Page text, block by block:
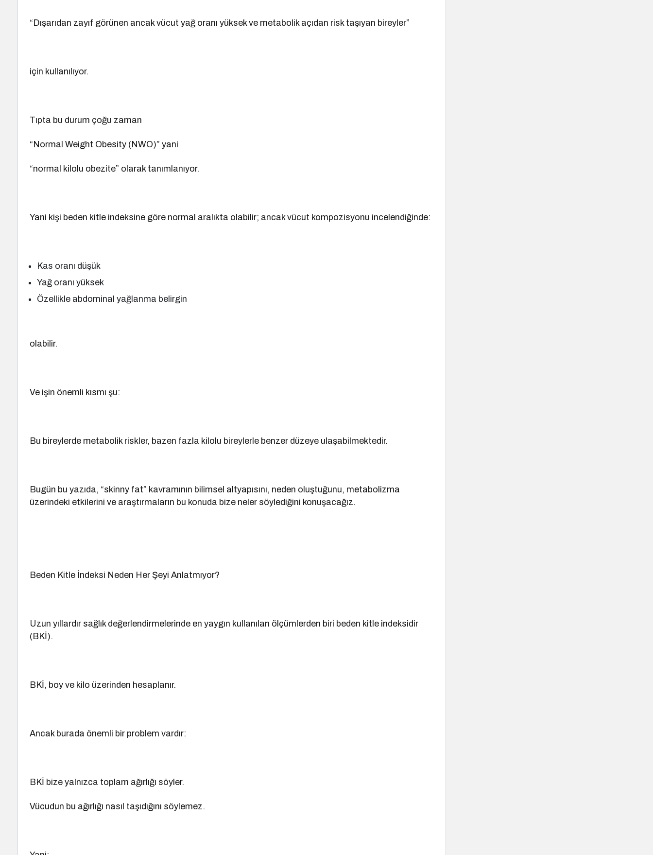
“Dışarıdan zayıf görünen ancak vücut yağ oranı yüksek ve metabolik açıdan risk taşıyan bireyler”
için kullanılıyor.
Tıpta bu durum çoğu zaman
“Normal Weight Obesity (NWO)” yani
“normal kilolu obezite” olarak tanımlanıyor.
Yani kişi beden kitle indeksine göre normal aralıkta olabilir; ancak vücut kompozisyonu incelendiğinde:
Kas oranı düşük
Yağ oranı yüksek
Özellikle abdominal yağlanma belirgin
olabilir.
Ve işin önemli kısmı şu:
Bu bireylerde metabolik riskler, bazen fazla kilolu bireylerle benzer düzeye ulaşabilmektedir.
Bugün bu yazıda, “skinny fat” kavramının bilimsel altyapısını, neden oluştuğunu, metabolizma
üzerindeki etkilerini ve araştırmaların bu konuda bize neler söylediğini konuşacağız.
Beden Kitle İndeksi Neden Her Şeyi Anlatmıyor?
Uzun yıllardır sağlık değerlendirmelerinde en yaygın kullanılan ölçümlerden biri beden kitle indeksidir
(BKİ).
BKİ, boy ve kilo üzerinden hesaplanır.
Ancak burada önemli bir problem vardır:
BKİ bize yalnızca toplam ağırlığı söyler.
Vücudun bu ağırlığı nasıl taşıdığını söylemez.